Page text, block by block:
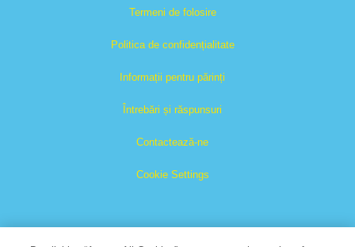
Termeni de folosire
Politica de confidențialitate
Informații pentru părinți
Întrebări și răspunsuri
Contactează-ne
Cookie Settings